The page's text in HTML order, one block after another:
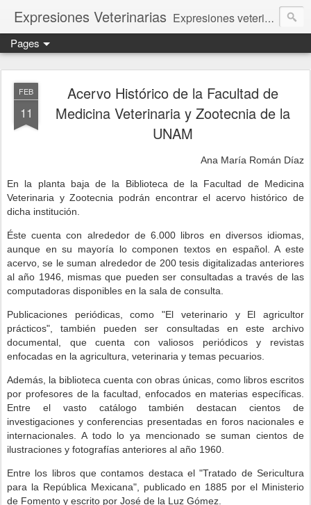
Expresiones Veterinarias Expresiones veterinarias es una publicación en linea de la biblioteca de la Facultad de Veterinaria y Zootecnia de la UNAM
Pages
FEB
11
Acervo Histórico de la Facultad de
Medicina Veterinaria y Zootecnia de la
UNAM
Ana María Román Díaz
En la planta baja de la Biblioteca de la Facultad de Medicina
Veterinaria y Zootecnia podrán encontrar el acervo histórico de
dicha institución.
Éste cuenta con alrededor de 6.000 libros en diversos idiomas,
aunque en su mayoría lo componen textos en español. A este
acervo, se le suman alrededor de 200 tesis digitalizadas anteriores
al año 1946, mismas que pueden ser consultadas a través de las
computadoras disponibles en la sala de consulta.
Publicaciones periódicas, como "El veterinario y El agricultor
prácticos", también pueden ser consultadas en este archivo
documental, que cuenta con valiosos periódicos y revistas
enfocadas en la agricultura, veterinaria y temas pecuarios.
Además, la biblioteca cuenta con obras únicas, como libros escritos
por profesores de la facultad, enfocados en materias específicas.
Entre el vasto catálogo también destacan cientos de
investigaciones y conferencias presentadas en foros nacionales e
internacionales. A todo lo ya mencionado se suman cientos de
ilustraciones y fotografías anteriores al año 1960.
Entre los libros que contamos destaca el "Tratado de Sericultura
para la República Mexicana", publicado en 1885 por el Ministerio
de Fomento y escrito por José de la Luz Gómez.